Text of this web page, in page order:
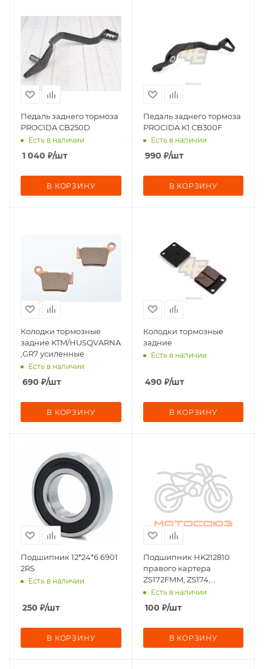
Педаль заднего тормоза
PROCIDA CB250D
Есть в наличии
1 040 ₽/шт
В КОРЗИНУ
Педаль заднего тормоза
PROCIDA K1 CB300F
Есть в наличии
990 ₽/шт
В КОРЗИНУ
Колодки тормозные
задние KTM/HUSQVARNA
,GR7 усиленные
Есть в наличии
690 ₽/шт
В КОРЗИНУ
Колодки тормозные
задние
Есть в наличии
490 ₽/шт
В КОРЗИНУ
Подшипник 12*24*6 6901
2RS
Есть в наличии
250 ₽/шт
В КОРЗИНУ
Подшипник HK212810
правого картера
ZS172FMM, ZS174,
ZS167FMM PR250
игольчатый +
Есть в наличии
100 ₽/шт
В КОРЗИНУ